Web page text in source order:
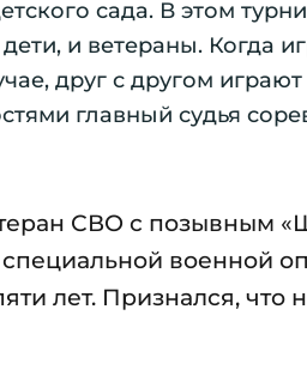
сада. В этом
и ветераны. Когда
друг с другом
главный судья
СВО с позывным
специальной военной
лет. Признался,